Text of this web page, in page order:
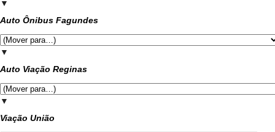
▼
Auto Ônibus Fagundes
▼
Auto Viação Reginas
▼
Viação União